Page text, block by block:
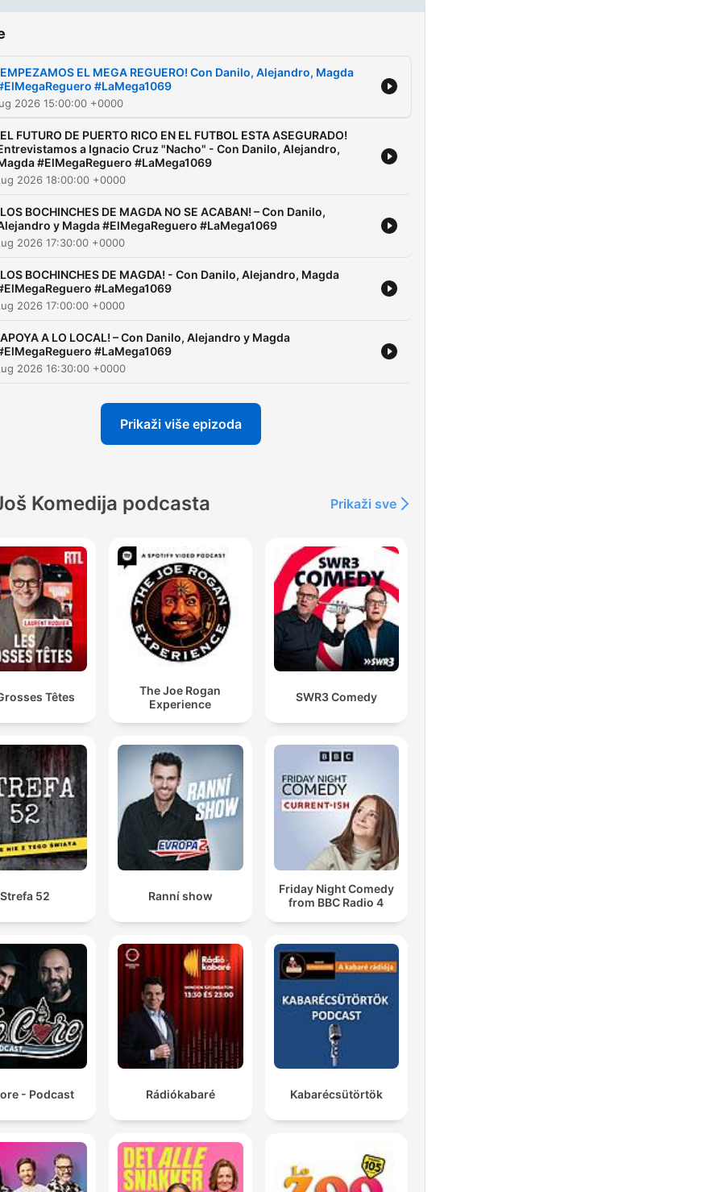
EL MEGA REGUERO! Con Danilo, Alejandro, Magda
#LaMega1069
2026 15:00:00 +0000
FUTURO DE PUERTO RICO EN EL FUTBOL ESTA ASEGURADO!
a Ignacio Cruz "Nacho" - Con Danilo, Alejandro,
#ElMegaReguero #LaMega1069
2026 18:00:00 +0000
BOCHINCHES DE MAGDA NO SE ACABAN! – Con Danilo,
y Magda #ElMegaReguero #LaMega1069
2026 17:30:00 +0000
BOCHINCHES DE MAGDA! - Con Danilo, Alejandro, Magda
#LaMega1069
2026 17:00:00 +0000
A LO LOCAL! – Con Danilo, Alejandro y Magda
#LaMega1069
2026 16:30:00 +0000
Prikaži više epizoda
Komedija podcasta Prikaži sve
Têtes
The Joe Rogan
Experience
SWR3 Comedy
Strefa 52 Ranní show
Friday Night Comedy
from BBC Radio 4
- Podcast Rádiókabaré Kabarécsütörtök